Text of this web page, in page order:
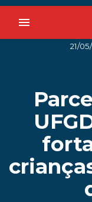
menu
21/